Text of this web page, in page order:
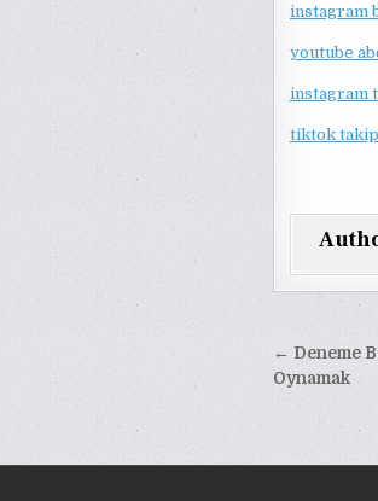
instagram
youtube
instagram
tiktok
Yazı
← Deneme
Oynamak